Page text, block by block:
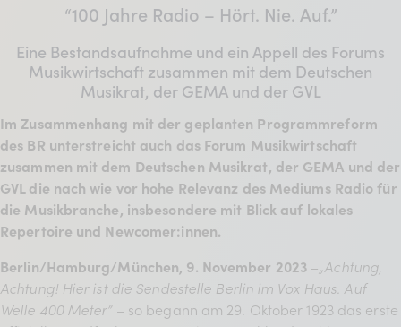
“100 Jahre Radio – Hört. Nie. Auf.”
Eine Bestandsaufnahme und ein Appell des Forums
Musikwirtschaft zusammen mit dem Deutschen
Musikrat, der GEMA und der GVL
Im Zusammenhang mit der geplanten Programmreform
des BR unterstreicht auch das Forum Musikwirtschaft
zusammen mit dem Deutschen Musikrat, der GEMA und der
GVL die nach wie vor hohe Relevanz des Mediums Radio für
die Musikbranche, insbesondere mit Blick auf lokales
Repertoire und Newcomer:innen.
Berlin/Hamburg/München, 9. November 2023 –„Achtung,
Achtung! Hier ist die Sendestelle Berlin im Vox Haus. Auf
Welle 400 Meter”– so begann am 29. Oktober 1923 das erste
Presse
Services
Mitglied werden
Mitgliederbereich
Verband
BDKV Academy
Juristische Beratung und
Services